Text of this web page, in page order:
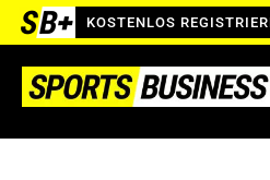
KOSTENLOS